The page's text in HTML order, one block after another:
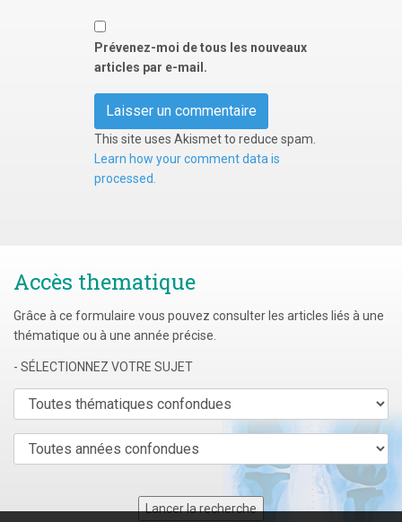
Prévenez-moi de tous les nouveaux
articles par e-mail.
This site uses Akismet to reduce spam.
Learn how your comment data is
processed.
Accès thematique
Grâce à ce formulaire vous pouvez consulter les articles liés à une
thématique ou à une année précise.
- SÉLECTIONNEZ VOTRE SUJET